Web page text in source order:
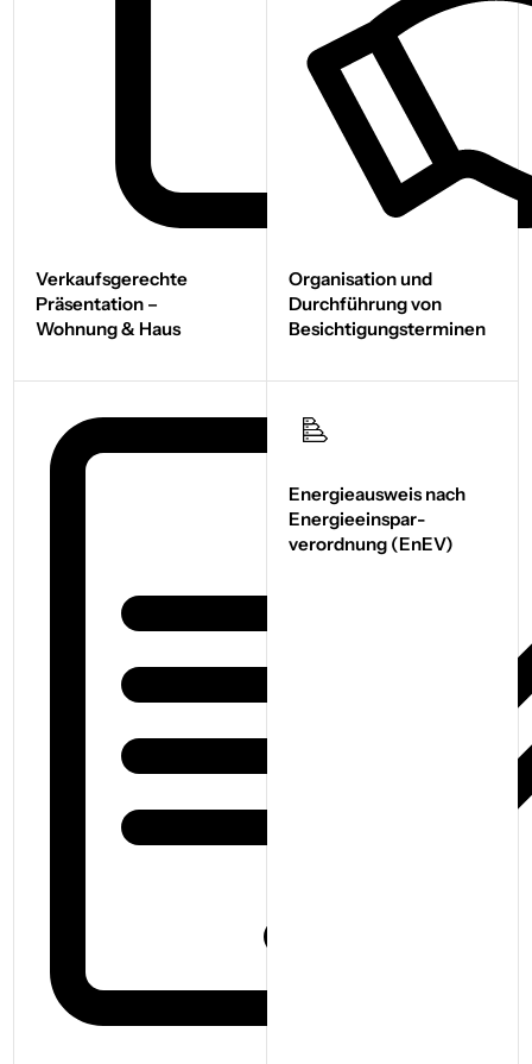
Verkaufs­gerechte
Präsentation –
Wohnung & Haus
Organisation und
Durchführung von
Besichtigungs­terminen
Energieausweis nach
Energie­einspar­
verordnung (EnEV)